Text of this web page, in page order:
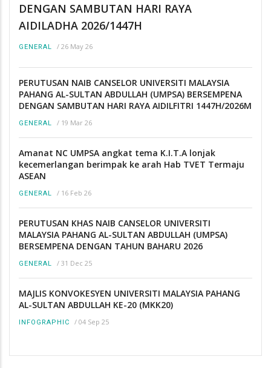
DENGAN SAMBUTAN HARI RAYA
AIDILADHA 2026/1447H
GENERAL / 26 May 26
PERUTUSAN NAIB CANSELOR UNIVERSITI MALAYSIA
PAHANG AL-SULTAN ABDULLAH (UMPSA) BERSEMPENA
DENGAN SAMBUTAN HARI RAYA AIDILFITRI 1447H/2026M
GENERAL / 19 Mar 26
Amanat NC UMPSA angkat tema K.I.T.A lonjak
kecemerlangan berimpak ke arah Hab TVET Termaju
ASEAN
GENERAL / 16 Feb 26
PERUTUSAN KHAS NAIB CANSELOR UNIVERSITI
MALAYSIA PAHANG AL-SULTAN ABDULLAH (UMPSA)
BERSEMPENA DENGAN TAHUN BAHARU 2026
GENERAL / 31 Dec 25
MAJLIS KONVOKESYEN UNIVERSITI MALAYSIA PAHANG
AL-SULTAN ABDULLAH KE-20 (MKK20)
INFOGRAPHIC / 04 Sep 25